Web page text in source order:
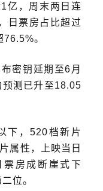
亿，周末两日连
日票房占比超过
。
密钥延期至6月
测已升至18.05
下，520档新片
属性，上映当日
房成断崖式下
位。